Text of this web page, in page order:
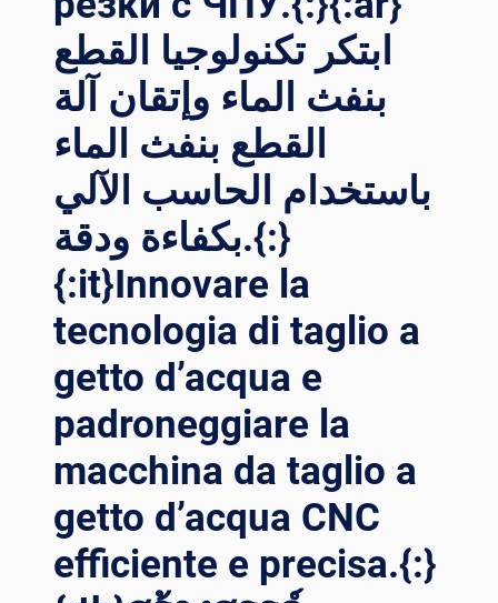
EFFICIENZA:
GUIDA
DEFINITIVA
ALLE
MACCHINE
TAGLIO
CNC{:}
{:TH}
เพิ่ม
ความ
แม่นยำ
และ
สูงสุด:
ยอด
คู่มือ
สำหรับ
เครื่อง
ตัด
ابتكر تكنولوجيا القطع
بنفث الماء وإتقان آلة
القطع بنفث الماء
باستخدام الحاسب الآلي
بكفاءة ودقة.{:}
{:it}Innovare la
tecnologia di taglio a
getto d’acqua e
padroneggiare la
macchina da taglio a
getto d’acqua CNC
efficiente e precisa.{:}